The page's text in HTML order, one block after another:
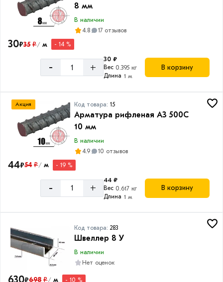
Товаров
по
Оголовки
1
Профнастил
Товаров
акции:
оцинкованный
Товаров
Профнастил
окрашенный
Товаров
8 мм
В наличии
4.8
17 отзывов
30₽35 ₽/ м - 14 %
- +
30 ₽
Вес 0.395 кг
Длина 1 м
В корзину
Акция Код товара: 15
Арматура рифленая А3 500С
10 мм
В наличии
4.9
10 отзывов
44₽54 ₽/ м - 19 %
- +
44 ₽
Вес 0.617 кг
Длина 1 м
В корзину
Код товара:283
Швеллер 8 У
В наличии
Нет оценок
₽698 ₽/ м - 10 %